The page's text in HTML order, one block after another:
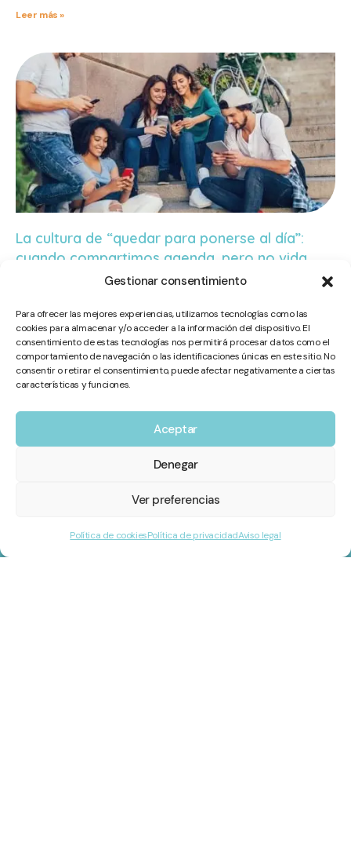
Gestionar consentimiento
Para ofrecer las mejores experiencias, utilizamos tecnologías como las
cookies para almacenar y/o acceder a la información del dispositivo. El
consentimiento de estas tecnologías nos permitirá procesar datos como el
comportamiento de navegación o las identificaciones únicas en este sitio. No
consentir o retirar el consentimiento, puede afectar negativamente a ciertas
características y funciones.
Aceptar
Denegar
Ver preferencias
Política de cookiesPolítica de privacidadAviso legal
Leer más »
La cultura de “quedar para ponerse al día”:
cuando compartimos agenda, pero no vida
La soledad emocional en adolescentes es una realidad cada vez
Leer más »